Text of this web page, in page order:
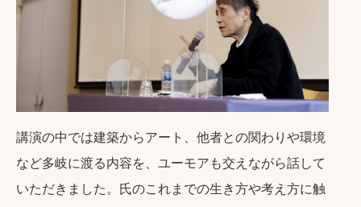
講演の中では建築からアート、他者との関わりや環境
など多岐に渡る内容を、ユーモアも交えながら話して
いただきました。氏のこれまでの生き方や考え方に触